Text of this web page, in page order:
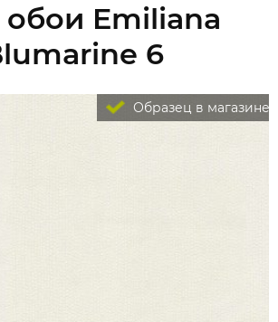
Emiliana
6
Образец в магазине